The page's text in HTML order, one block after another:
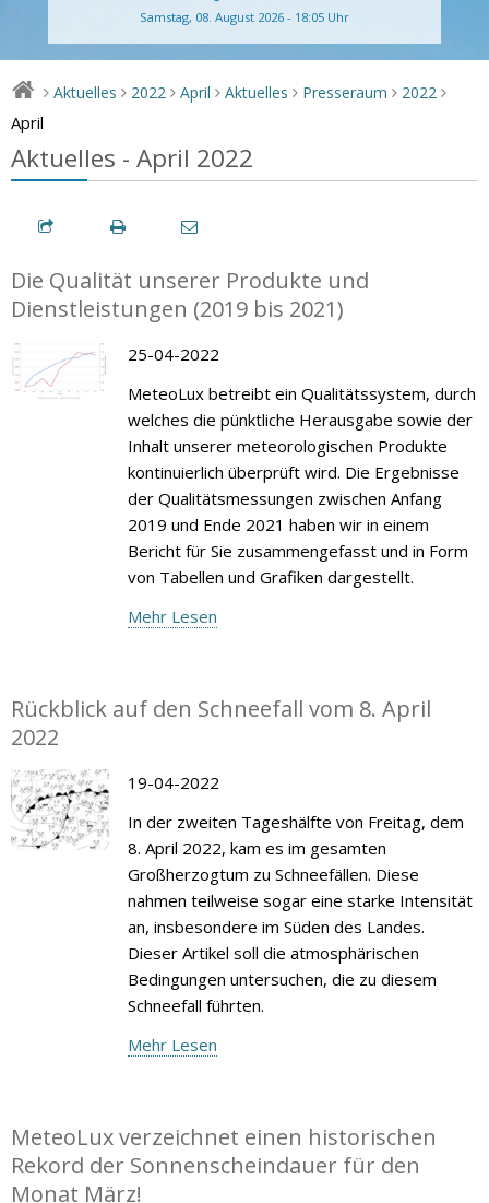
Samstag, 08. August 2026 - 18:05 Uhr
> Aktuelles > 2022 > April > Aktuelles > Presseraum > 2022 >
April
Aktuelles - April 2022
Die Qualität unserer Produkte und
Dienstleistungen (2019 bis 2021)
25-04-2022
MeteoLux betreibt ein Qualitätssystem, durch
welches die pünktliche Herausgabe sowie der
Inhalt unserer meteorologischen Produkte
kontinuierlich überprüft wird. Die Ergebnisse
der Qualitätsmessungen zwischen Anfang
2019 und Ende 2021 haben wir in einem
Bericht für Sie zusammengefasst und in Form
von Tabellen und Grafiken dargestellt.
Mehr Lesen
Rückblick auf den Schneefall vom 8. April
2022
19-04-2022
In der zweiten Tageshälfte von Freitag, dem
8. April 2022, kam es im gesamten
Großherzogtum zu Schneefällen. Diese
nahmen teilweise sogar eine starke Intensität
an, insbesondere im Süden des Landes.
Dieser Artikel soll die atmosphärischen
Bedingungen untersuchen, die zu diesem
Schneefall führten.
Mehr Lesen
MeteoLux verzeichnet einen historischen
Rekord der Sonnenscheindauer für den
Monat März!